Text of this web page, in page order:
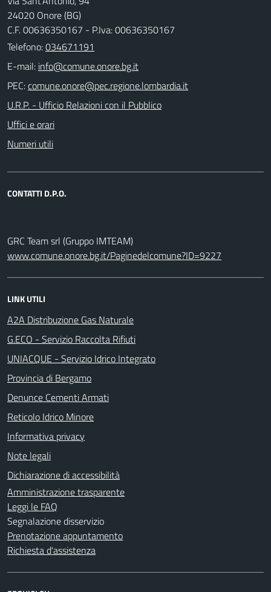
24020 Onore (BG)
C.F. 00636350167 - P.Iva: 00636350167
Telefono:034671191
E-mail:
PEC:
U.R.P. - Ufficio Relazioni con il Pubblico
Uffici e orari
Numeri utili
CONTATTI D.P.O.
GRC Team srl (Gruppo IMTEAM)
www.comune.onore.bg.it/Paginedelcomune?ID=9227
LINK UTILI
A2A Distribuzione Gas Naturale
G.ECO - Servizio Raccolta Rifiuti
UNIACQUE - Servizio Idrico Integrato
Provincia di Bergamo
Denunce Cementi Armati
Reticolo Idrico Minore
Informativa privacy
Note legali
Dichiarazione di accessibilità
Amministrazione trasparente
Leggi le FAQ
Segnalazione disservizio
Prenotazione appuntamento
Richiesta d'assistenza